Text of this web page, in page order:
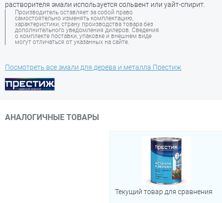
растворителя эмали используется сольвент или уайт-спирит.
Производитель оставляет за собой право
самостоятельно изменять комплектацию,
характеристики, страну производства товара без
дополнительного уведомления дилеров. Сведения
о комплекте поставки, упаковке и внешнем виде
могут отличаться от указанных на сайте.
Посмотреть все эмали для дерева и металла Престиж
АНАЛОГИЧНЫЕ ТОВАРЫ
Текущий товар для сравнения